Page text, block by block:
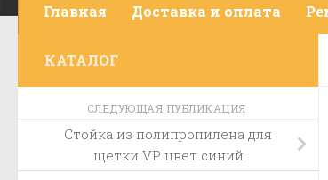
Главная Доставка и оплата
КАТАЛОГ
СЛЕДУЮЩАЯ ПУБЛИКАЦИЯ
Стойка из полипропилена для
щетки VP цвет синий